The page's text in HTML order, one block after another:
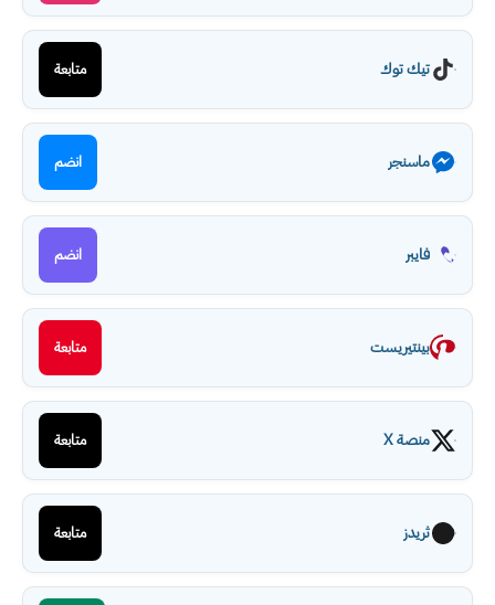
تيك توك متابعة
ماسنجر انضم
فايبر انضم
بينتيريست متابعة
منصة X متابعة
ثريدز متابعة